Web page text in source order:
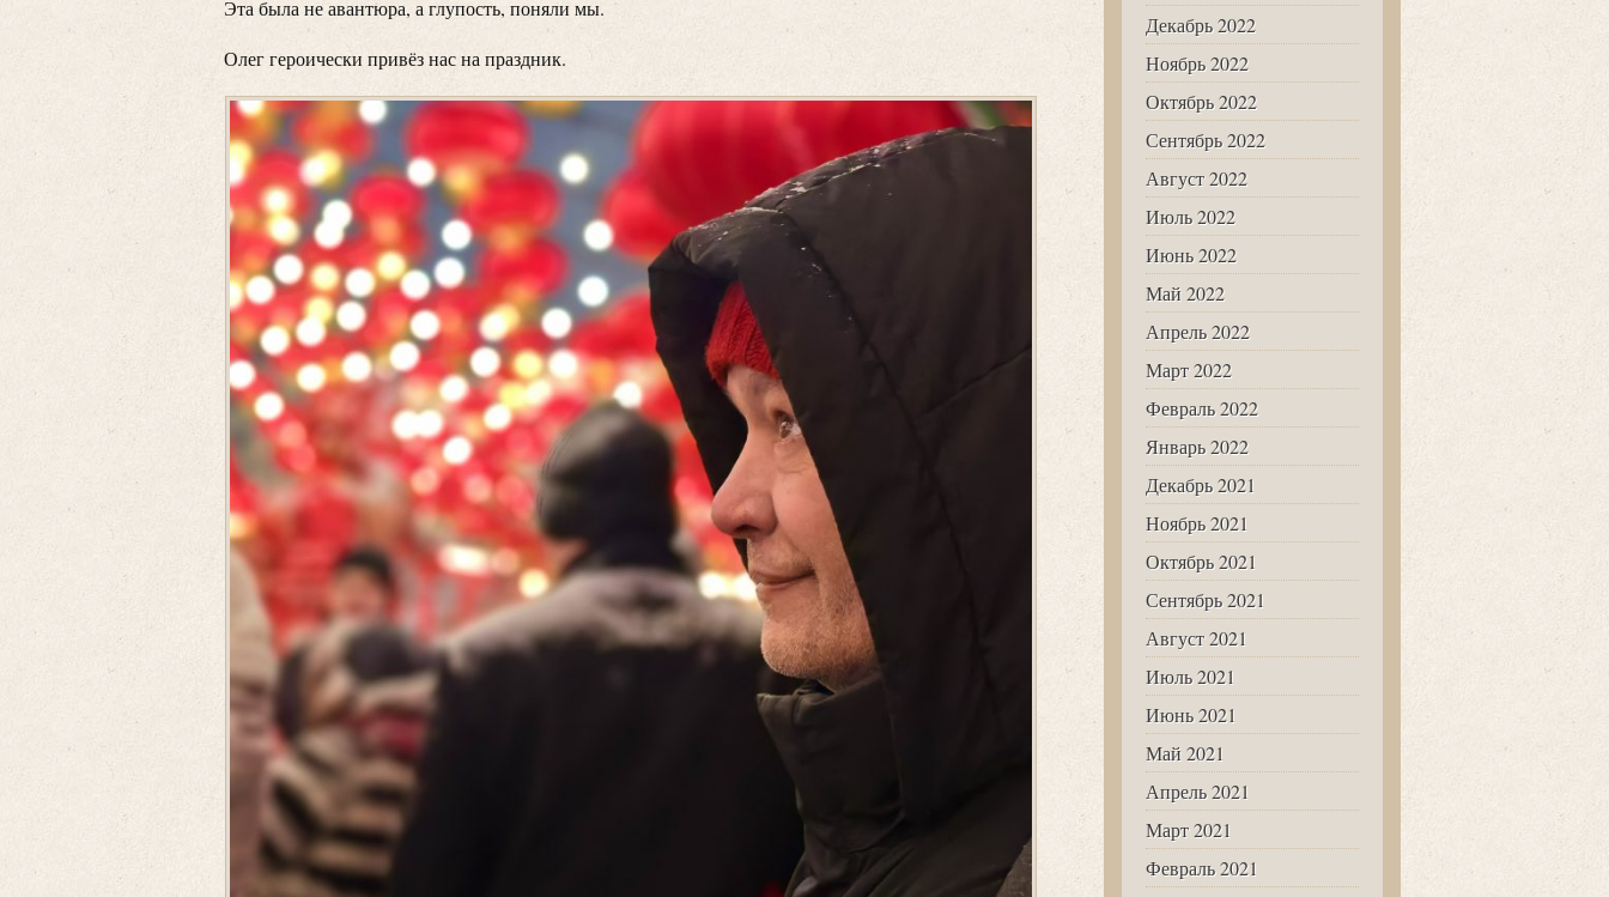
Эта была не авантюра, а глупость, поняли мы.
Олег героически привёз нас на праздник.
Декабрь 2022
Ноябрь 2022
Октябрь 2022
Сентябрь 2022
Август 2022
Июль 2022
Июнь 2022
Май 2022
Апрель 2022
Март 2022
Февраль 2022
Январь 2022
Декабрь 2021
Ноябрь 2021
Октябрь 2021
Сентябрь 2021
Август 2021
Июль 2021
Июнь 2021
Май 2021
Апрель 2021
Март 2021
Февраль 2021